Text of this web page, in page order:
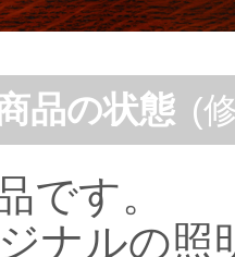
品の状態 (
です。
ナルの照